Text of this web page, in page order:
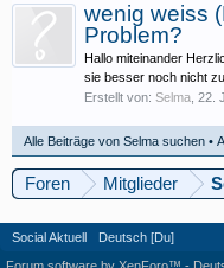
wenig weiss
Problem?
Hallo miteinander
sie besser noch nicht
Erstellt von: Selma 22.
Alle Beiträge von Selma suchen
Foren Mitglieder
Social Aktuell Deutsch [Du]